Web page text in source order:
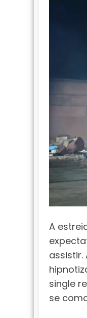
A
single
se